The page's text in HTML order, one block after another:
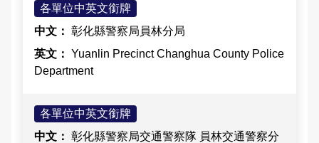
內部控制聲明書
各單位中英文銜牌
彰化縣警察局員林分局
Yuanlin Precinct Changhua County Police
Department
各單位中英文銜牌
彰化縣警察局交通警察隊 員林交通警察分